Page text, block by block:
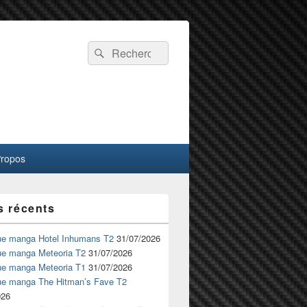
Recherche :
Rechercher
récents
manga Hotel Inhumans T2 31/07/2026
manga Meteoria T2 31/07/2026
manga Meteoria T1 31/07/2026
manga The Hitman’s Fave T2